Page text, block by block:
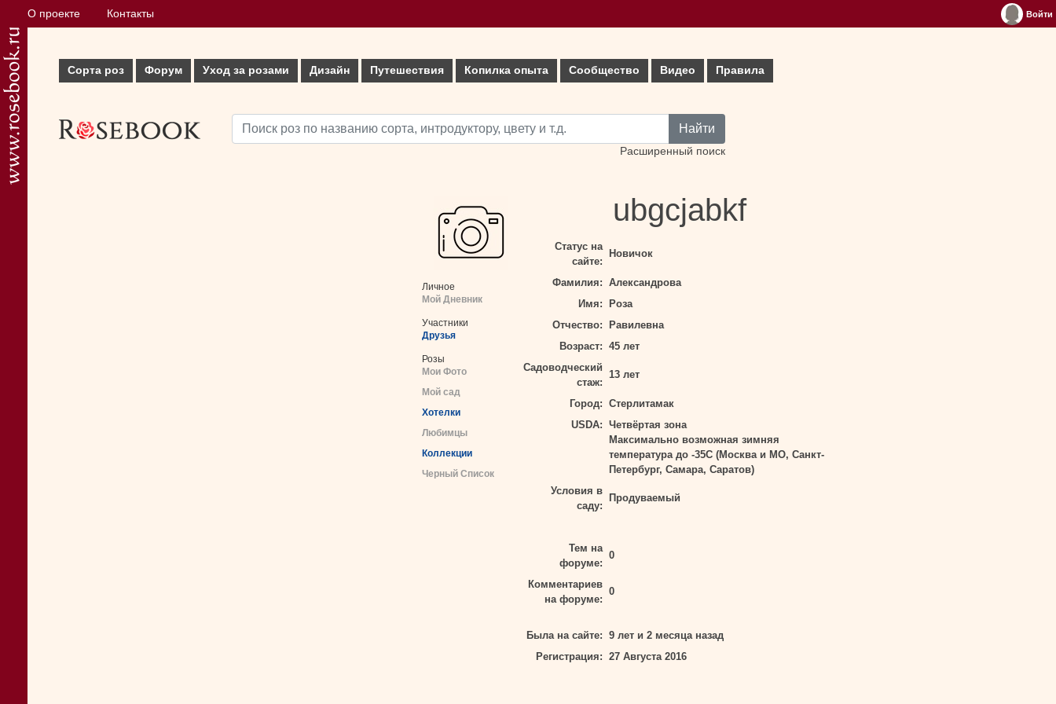
О проекте Контакты Войти
Сорта роз Форум Уход за розами Дизайн Путешествия Копилка опыта Сообщество Видео Правила
Найти
Расширенный поиск
Личное
Мой Дневник
Участники
Друзья
Розы
Мои Фото
Мой сад
Хотелки
Любимцы
Коллекции
Черный Список
ubgcjabkf
Статус на
сайте:
Новичок
Фамилия: Александрова
Имя:
Роза
Отчество:
Равилевна
Возраст: 45 лет
Садоводческий
стаж:
13 лет
Город: Стерлитамак
USDA: Четвёртая зона
Максимально возможная зимняя
температура до -35С (Москва и МО, Санкт-
Петербург, Самара, Саратов)
Условия в
саду:
Продуваемый
Тем на
форуме:
0
Комментариев
на форуме:
0
Была на сайте: 9 лет и 2 месяца назад
Регистрация: 27 Августа 2016